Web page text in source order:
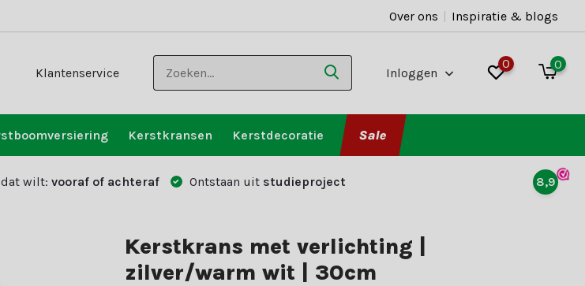
Over ons | Inspiratie & blogs
Klantenservice Inloggen
0 0
Kerstkransen Kerstdecoratie Sale
wilt: vooraf of achteraf Ontstaan uit studieproject 8,9
Kerstkrans met verlichting |
zilver/warm wit | 30cm